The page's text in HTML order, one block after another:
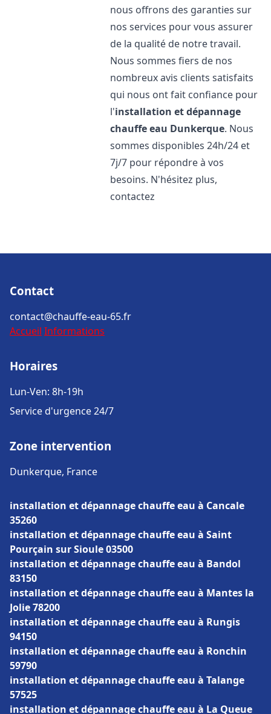
nous offrons des garanties sur
nos services pour vous assurer
de la qualité de notre travail.
Nous sommes fiers de nos
nombreux avis clients satisfaits
qui nous ont fait confiance pour
l'installation et dépannage
chauffe eau Dunkerque. Nous
sommes disponibles 24h/24 et
7j/7 pour répondre à vos
besoins. N'hésitez plus,
contactez
Contact
contact@chauffe-eau-65.fr
Accueil Informations
Horaires
Lun-Ven: 8h-19h
Service d'urgence 24/7
Zone intervention
Dunkerque, France
installation et dépannage chauffe eau à Cancale
35260
installation et dépannage chauffe eau à Saint
Pourçain sur Sioule 03500
installation et dépannage chauffe eau à Bandol
83150
installation et dépannage chauffe eau à Mantes la
Jolie 78200
installation et dépannage chauffe eau à Rungis
94150
installation et dépannage chauffe eau à Ronchin
59790
installation et dépannage chauffe eau à Talange
57525
installation et dépannage chauffe eau à La Queue